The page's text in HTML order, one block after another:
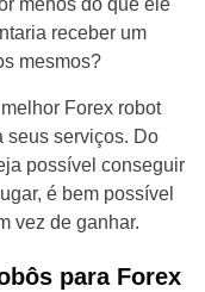
menos do que ele
receber um
mesmos?
Forex robot
seus serviços. Do
possível conseguir
é bem possível
vez de ganhar.
para Forex